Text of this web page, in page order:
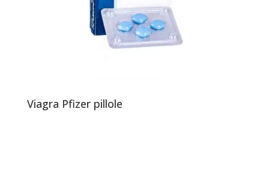
Viagra Pfizer pillole